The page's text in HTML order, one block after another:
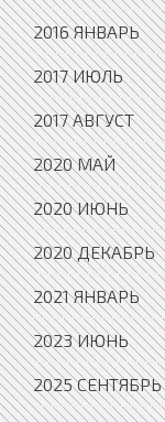
2016 ЯНВАРЬ
2017 ИЮЛЬ
2017 АВГУСТ
2020 МАЙ
2020 ИЮНЬ
2020 ДЕКАБРЬ
2021 ЯНВАРЬ
2023 ИЮНЬ
2025 СЕНТЯБРЬ